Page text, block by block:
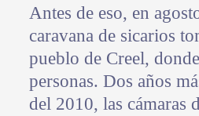
Antes de eso, en
caravana de sicarios
pueblo de Creel,
personas. Dos años
del 2010, las cámaras